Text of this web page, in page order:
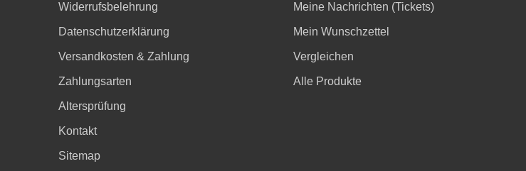
Widerrufsbelehrung
Datenschutzerklärung
Versandkosten & Zahlung
Zahlungsarten
Altersprüfung
Kontakt
Sitemap
Meine Nachrichten (Tickets)
Mein Wunschzettel
Vergleichen
Alle Produkte